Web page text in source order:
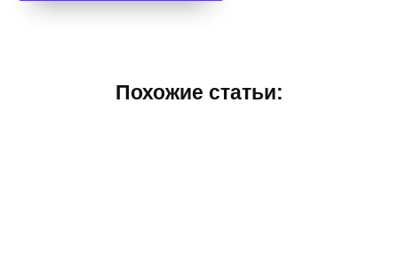
Похожие статьи: